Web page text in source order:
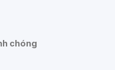
chóng